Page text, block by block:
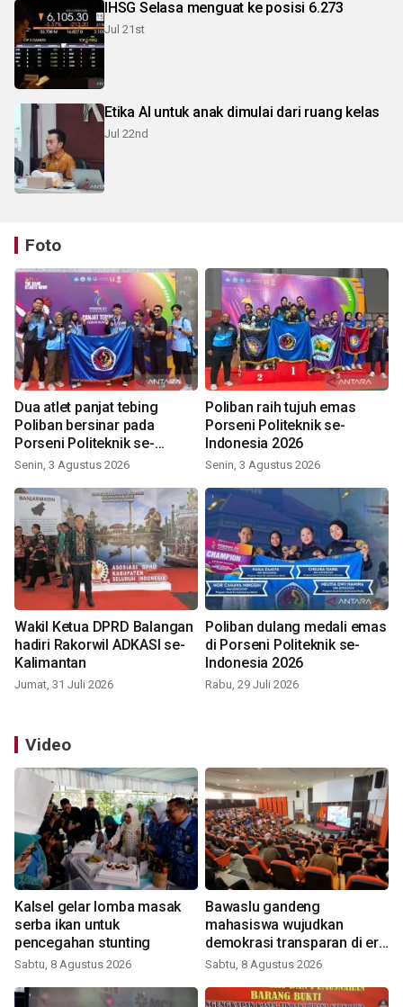
IHSG Selasa menguat ke posisi 6.273
Jul 21st
Etika AI untuk anak dimulai dari ruang kelas
Jul 22nd
Foto
Dua atlet panjat tebing
Poliban bersinar pada
Porseni Politeknik se-
Indonesia 2026
Senin, 3 Agustus 2026
Poliban raih tujuh emas
Porseni Politeknik se-
Indonesia 2026
Senin, 3 Agustus 2026
Wakil Ketua DPRD Balangan
hadiri Rakorwil ADKASI se-
Kalimantan
Jumat, 31 Juli 2026
Poliban dulang medali emas
di Porseni Politeknik se-
Indonesia 2026
Rabu, 29 Juli 2026
Video
Kalsel gelar lomba masak
serba ikan untuk
pencegahan stunting
Sabtu, 8 Agustus 2026
Bawaslu gandeng
mahasiswa wujudkan
demokrasi transparan di era
digital
Sabtu, 8 Agustus 2026